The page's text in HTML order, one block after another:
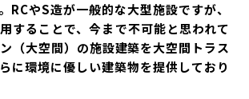
事業内容
RCやS造が一般的な大型施設ですが、
することで、今まで不可能と思われて
（大空間）の施設建築を大空間トラス
に環境に優しい建築物を提供しており